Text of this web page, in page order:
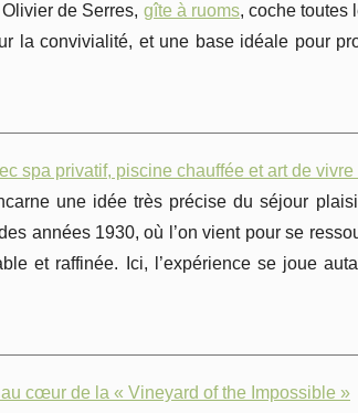
de Serres, gîte à ruoms, coche toutes
la convivialité, et une base idéale pour
spa privatif, piscine chauffée et art de
une idée très précise du séjour
années 1930, où l’on vient pour se
et raffinée. Ici, l’expérience se joue
cœur de la « Vineyard of the Impossible »